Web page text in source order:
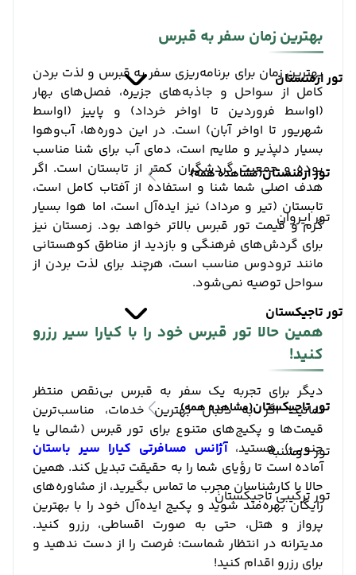
تور ارمنستان
تور ارمنستان(مشاهده همه)
تور ایروان
تور تاجیکستان
تور تاجیکستان(مشاهده همه)
تور دوشنبه
تور ترکیبی تاجیکستان
بهترین زمان سفر به قبرس
بهترین زمان برای برنامه‌ریزی سفر به قبرس و لذت بردن
کامل از سواحل و جاذبه‌های جزیره، فصل‌های بهار
(اواسط فروردین تا اواخر خرداد) و پاییز (اواسط
شهریور تا اواخر آبان) است. در این دوره‌ها، آب‌وهوا
بسیار دلپذیر و ملایم است، دمای آب برای شنا مناسب
بوده و جمعیت گردشگران کمتر از تابستان است. اگر
هدف اصلی شما شنا و استفاده از آفتاب کامل است،
تابستان (تیر و مرداد) نیز ایده‌آل است، اما هوا بسیار
گرم و قیمت تور قبرس بالاتر خواهد بود. زمستان نیز
برای گردش‌های فرهنگی و بازدید از مناطق کوهستانی
مانند ترودوس مناسب است، هرچند برای لذت بردن از
سواحل توصیه نمی‌شود.
همین حالا تور قبرس خود را با کیارا سیر رزرو
کنید!
دیگر برای تجربه یک سفر به قبرس بی‌نقص منتظر
نمانید! اگر به دنبال بهترین خدمات، مناسب‌ترین
قیمت‌ها و پکیج‌های متنوع برای تور قبرس (شمالی یا
جنوبی) هستید،آژانس مسافرتی کیارا سیر باستان
آماده است تا رؤیای شما را به حقیقت تبدیل کند. همین
حالا با کارشناسان مجرب ما تماس بگیرید، از مشاوره‌های
رایگان بهره‌مند شوید و پکیج ایده‌آل خود را با بهترین
پرواز و هتل، حتی به صورت اقساطی، رزرو کنید.
مدیترانه در انتظار شماست؛ فرصت را از دست ندهید و
برای رزرو اقدام کنید!